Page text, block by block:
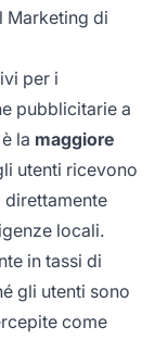
Marketing di
per i
pubblicitarie a
la maggiore
utenti ricevono
locali.
in tassi di
gli utenti sono
come